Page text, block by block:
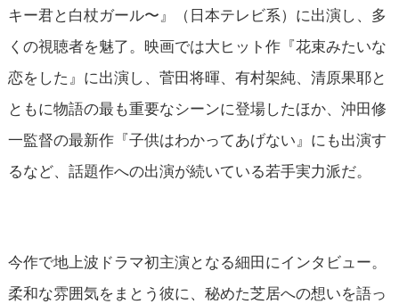
キー君と白杖ガール〜』（日本テレビ系）に出演し、多
くの視聴者を魅了。映画では大ヒット作『花束みたいな
恋をした』に出演し、菅田将暉、有村架純、清原果耶と
ともに物語の最も重要なシーンに登場したほか、沖田修
一監督の最新作『子供はわかってあげない』にも出演す
るなど、話題作への出演が続いている若手実力派だ。
今作で地上波ドラマ初主演となる細田にインタビュー。
柔和な雰囲気をまとう彼に、秘めた芝居への想いを語っ